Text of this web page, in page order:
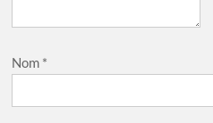
Nom *